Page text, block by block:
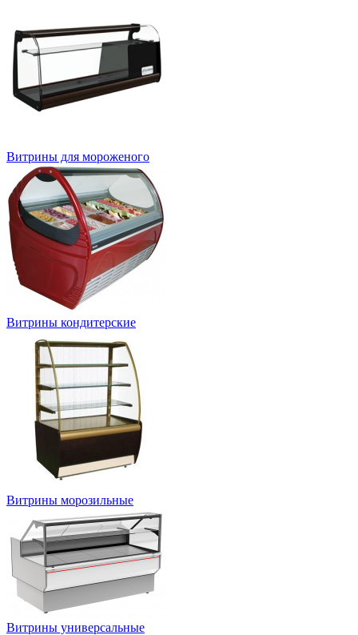
Витрины для мороженого
Витрины кондитерские
Витрины морозильные
Витрины универсальные